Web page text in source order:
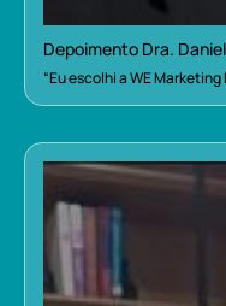
Depoimento Dra.
“Eu escolhi a WE